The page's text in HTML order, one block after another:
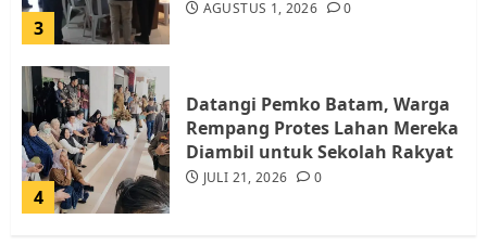
3
AGUSTUS 1, 2026 0
4
Datangi Pemko Batam, Warga
Rempang Protes Lahan Mereka
Diambil untuk Sekolah Rakyat
JULI 21, 2026 0